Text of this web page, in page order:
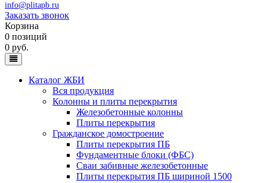
info@plitapb.ru
Заказать звонок
Корзина
0 позиций
0 руб.
Каталог ЖБИ
Вся продукция
Колонны и плиты перекрытия
Железобетонные колонны
Плиты перекрытия
Гражданское домостроение
Плиты перекрытия ПБ
Фундаментные блоки (ФБС)
Сваи забивные железобетонные
Плиты перекрытия ПБ шириной 1500